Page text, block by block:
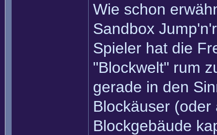
Wie schon
Sandbox
Spieler hat die
"Blockwelt" rum
gerade in den
Blockäuser
Blockgebäude